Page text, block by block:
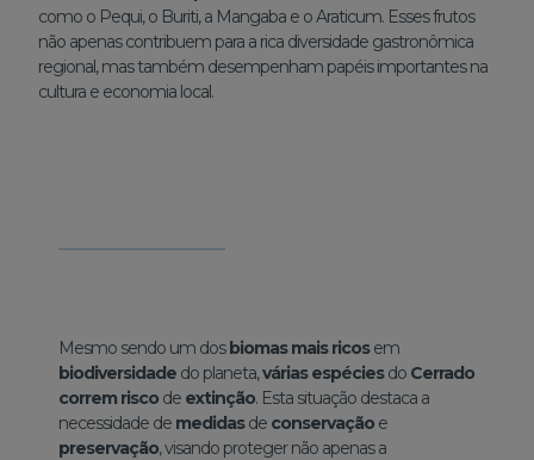
como o Pequi, o Buriti, a Mangaba e o Araticum. Esses frutos
não apenas contribuem para a rica diversidade gastronômica
regional, mas também desempenham papéis importantes na
cultura e economia local.
Mesmo sendo um dosbiomas mais ricosem
biodiversidade do planeta,várias espéciesdo Cerrado
correm risco de extinção. Esta situação destaca a
necessidade de medidasde conservação e
preservação, visando proteger não apenas a